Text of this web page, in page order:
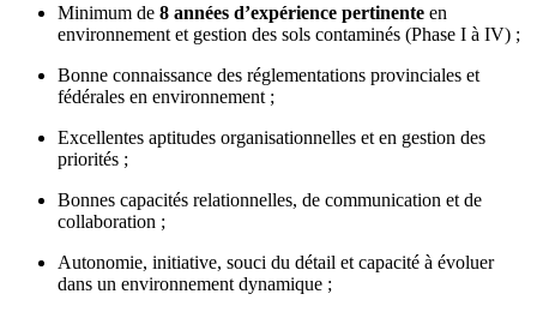
Minimum de 8 années d’expérience pertinente en
environnement et gestion des sols contaminés (Phase I à IV) ;
Bonne connaissance des réglementations provinciales et
fédérales en environnement ;
Excellentes aptitudes organisationnelles et en gestion des
priorités ;
Bonnes capacités relationnelles, de communication et de
collaboration ;
Autonomie, initiative, souci du détail et capacité à évoluer
dans un environnement dynamique ;